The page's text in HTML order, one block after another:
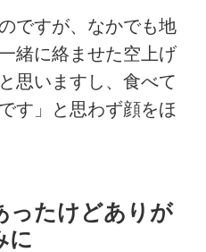
ですが、なかでも地
緒に絡ませた空上げ
思いますし、食べて
す」と思わず顔をほ
ったけどありが
に